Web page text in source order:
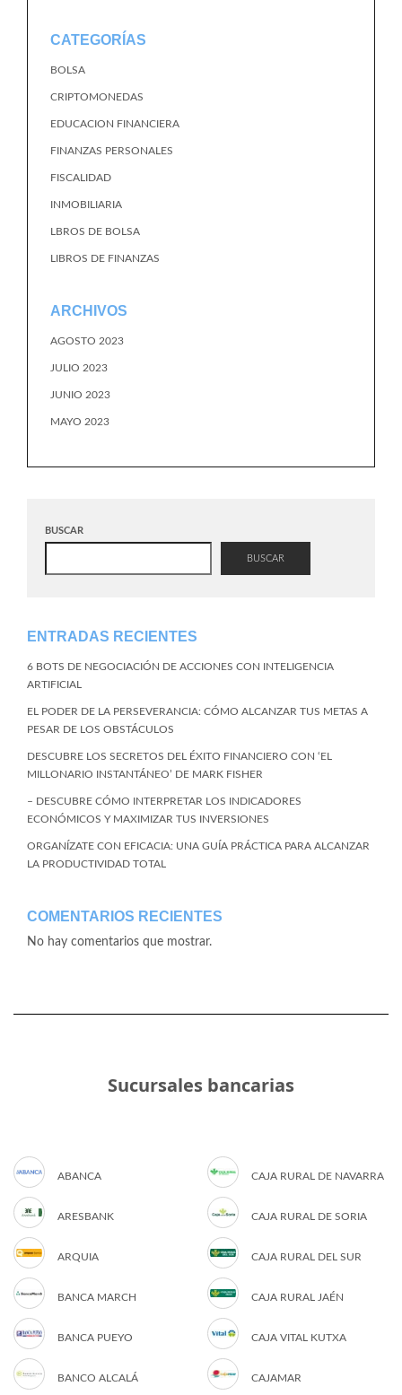
CATEGORÍAS
BOLSA
CRIPTOMONEDAS
EDUCACION FINANCIERA
FINANZAS PERSONALES
FISCALIDAD
INMOBILIARIA
LBROS DE BOLSA
LIBROS DE FINANZAS
ARCHIVOS
AGOSTO 2023
JULIO 2023
JUNIO 2023
MAYO 2023
BUSCAR
BUSCAR
ENTRADAS RECIENTES
6 BOTS DE NEGOCIACIÓN DE ACCIONES CON INTELIGENCIA
ARTIFICIAL
EL PODER DE LA PERSEVERANCIA: CÓMO ALCANZAR TUS METAS A
PESAR DE LOS OBSTÁCULOS
DESCUBRE LOS SECRETOS DEL ÉXITO FINANCIERO CON ‘EL
MILLONARIO INSTANTÁNEO’ DE MARK FISHER
– DESCUBRE CÓMO INTERPRETAR LOS INDICADORES
ECONÓMICOS Y MAXIMIZAR TUS INVERSIONES
ORGANÍZATE CON EFICACIA: UNA GUÍA PRÁCTICA PARA ALCANZAR
LA PRODUCTIVIDAD TOTAL
COMENTARIOS RECIENTES
No hay comentarios que mostrar.
Sucursales bancarias
ABANCA
ARESBANK
ARQUIA
BANCA MARCH
BANCA PUEYO
BANCO ALCALÁ
CAJA RURAL DE NAVARRA
CAJA RURAL DE SORIA
CAJA RURAL DEL SUR
CAJA RURAL JAÉN
CAJA VITAL KUTXA
CAJAMAR